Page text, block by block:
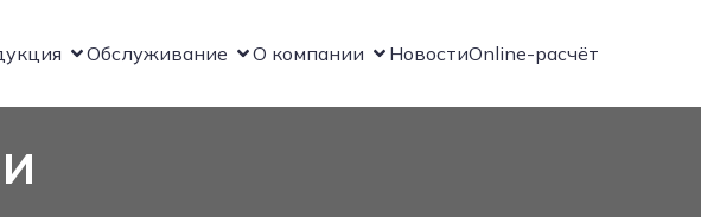
Обслуживание О компании НовостиOnline-расчёт